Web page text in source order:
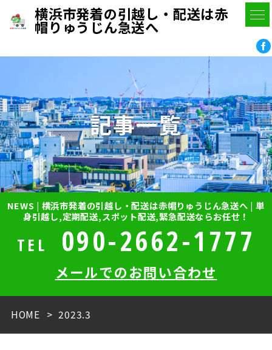
横浜市発着の引越し・配送は赤
帽りゅうじん急送へ
記事一覧
NEWS | 横浜市発着の引越し・配送は赤帽りゅうじん急送へ | 単
身引越し,定期配送,スポット配送,緊急配送ならお任せ！
TEL 090-2662-1777
メールでのお問い合わせ
HOME 2023.3